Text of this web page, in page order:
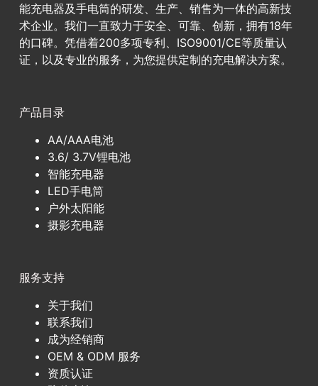
能充电器及手电筒的研发、生产、销售为一体的高新技
术企业。我们一直致力于安全、可靠、创新，拥有18年
的口碑。凭借着200多项专利、ISO9001/CE等质量认
证，以及专业的服务，为您提供定制的充电解决方案。
产品目录
AA/AAA电池
3.6/ 3.7V锂电池
智能充电器
LED手电筒
户外太阳能
摄影充电器
服务支持
关于我们
联系我们
成为经销商
OEM & ODM 服务
资质认证